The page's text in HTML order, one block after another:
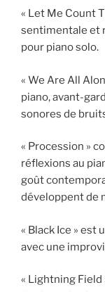
« Let Me Count
sentimentale et
pour piano solo.
« We Are All
piano, avant-
sonores de
« Procession »
réflexions au
goût
développent de
« Black Ice » est
avec une
« Lightning